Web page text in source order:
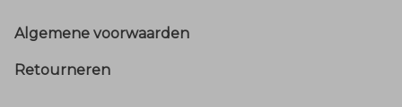
Footer
Algemene voorwaarden
Retourneren